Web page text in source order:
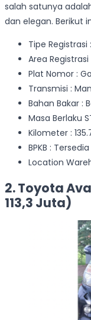
salah satunya
dan elegan. Berikut
Tipe Registrasi
Area Registrasi
Plat Nomor :
Transmisi :
Bahan Bakar :
Masa Berlaku
Kilometer :
BPKB : Tersedia
Location
2. Toyota
113,3 Juta)